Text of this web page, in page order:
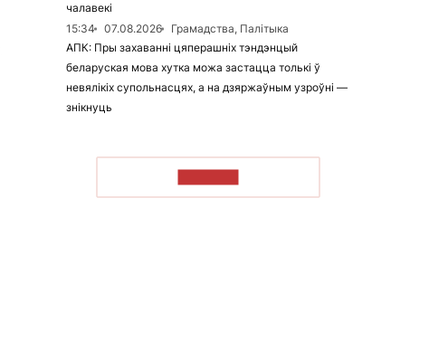
чалавекі
15:34
07.08.2026
Грамадства, Палітыка
АПК: Пры захаванні цяперашніх тэндэнцый
беларуская мова хутка можа застацца толькі ў
невялікіх супольнасцях, а на дзяржаўным узроўні —
знікнуць